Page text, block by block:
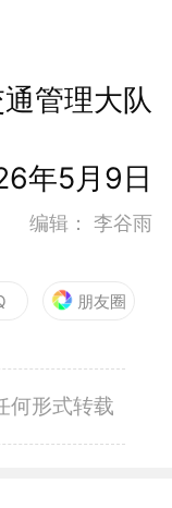
管理大队
5月9日
编辑：李谷雨
朋友圈
何形式转载